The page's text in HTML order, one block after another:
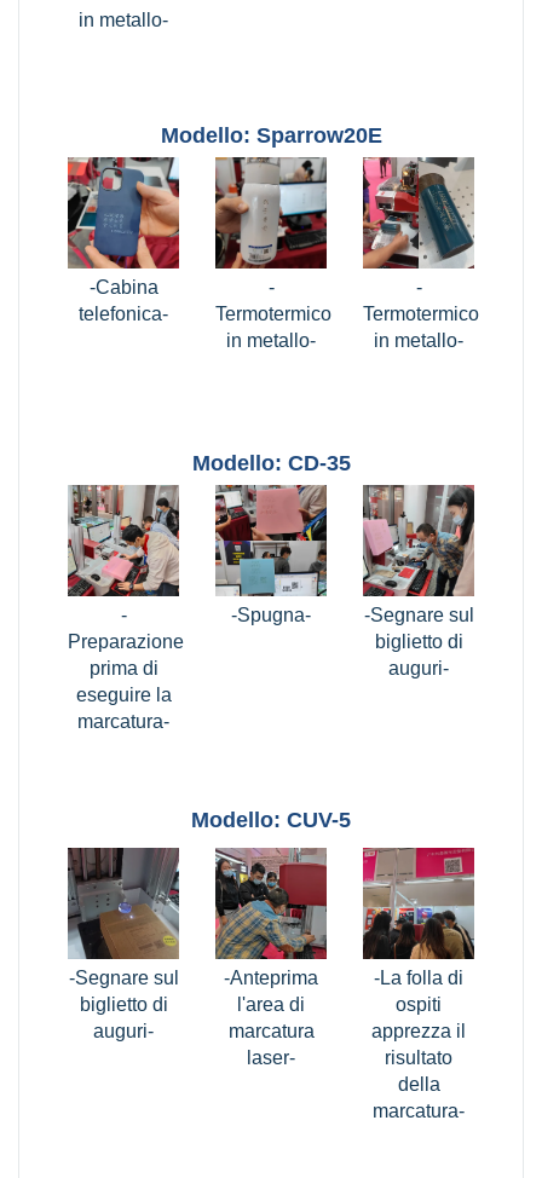
in metallo-
Modello: Sparrow20E
-Cabina
telefonica-
-
Termotermico
in metallo-
-
Termotermico
in metallo-
Modello: CD-35
-
Preparazione
prima di
eseguire la
marcatura-
-Spugna-
-Segnare sul
biglietto di
auguri-
Modello: CUV-5
-Segnare sul
biglietto di
auguri-
-Anteprima
l'area di
marcatura
laser-
-La folla di
ospiti
apprezza il
risultato
della
marcatura-